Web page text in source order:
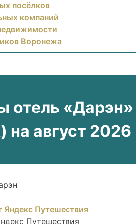
посёлков
компаний
Воронежа
отель «Дарэн»
на август 2026
Путешествия